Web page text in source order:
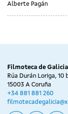
Alberte Pagán
Filmoteca de Galicia
Rúa Durán Loriga, 10
15003 A Coruña
+34 881 881 260